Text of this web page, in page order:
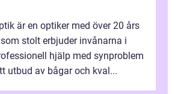
är en optiker med över 20 års
stolt erbjuder invånarna i
hjälp med synproblem
utbud av bågar och kval...